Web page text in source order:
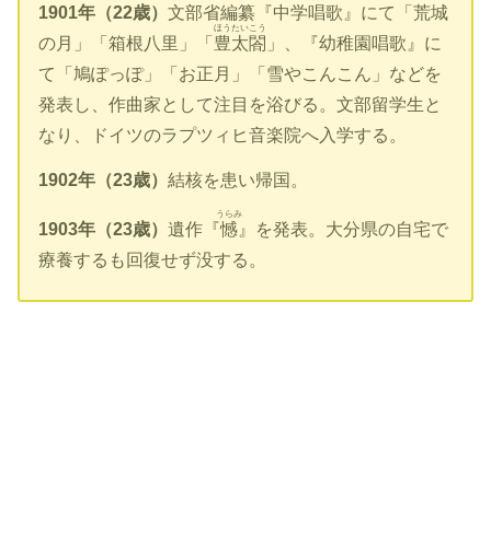
1901年（22歳）文部省編纂『中学唱歌』にて「荒城
の月」「箱根八里」「豊太閤
ほうたいこう
」、『幼稚園唱歌』に
て「鳩ぽっぽ」「お正月」「雪やこんこん」などを
発表し、作曲家として注目を浴びる。文部留学生と
なり、ドイツのラプツィヒ音楽院へ入学する。
1902年（23歳）結核を患い帰国。
1903年（23歳）遺作『憾
うらみ
』を発表。大分県の自宅で
療養するも回復せず没する。